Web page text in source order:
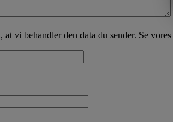
vi behandler den data du sender. Se vores